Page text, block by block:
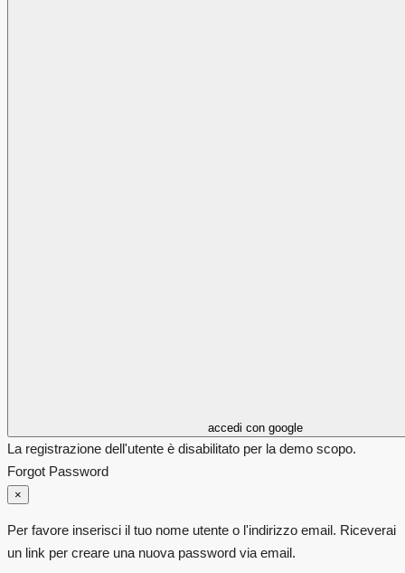
accedi con google
La registrazione dell'utente è disabilitato per la demo scopo.
Forgot Password
×
Per favore inserisci il tuo nome utente o l'indirizzo email. Riceverai
un link per creare una nuova password via email.